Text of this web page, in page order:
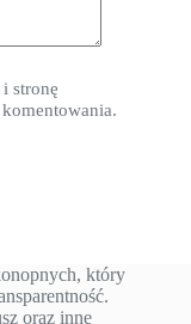
stronę
który
oraz inne